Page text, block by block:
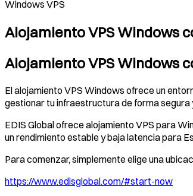
Windows VPS
Alojamiento VPS Windows
Alojamiento VPS Windows
El alojamiento VPS Windows ofrece un
gestionar tu infraestructura de forma segura
EDIS Global ofrece alojamiento VPS para
un rendimiento estable y baja latencia para
Para comenzar, simplemente elige una
https://www.edisglobal.com/#start-now